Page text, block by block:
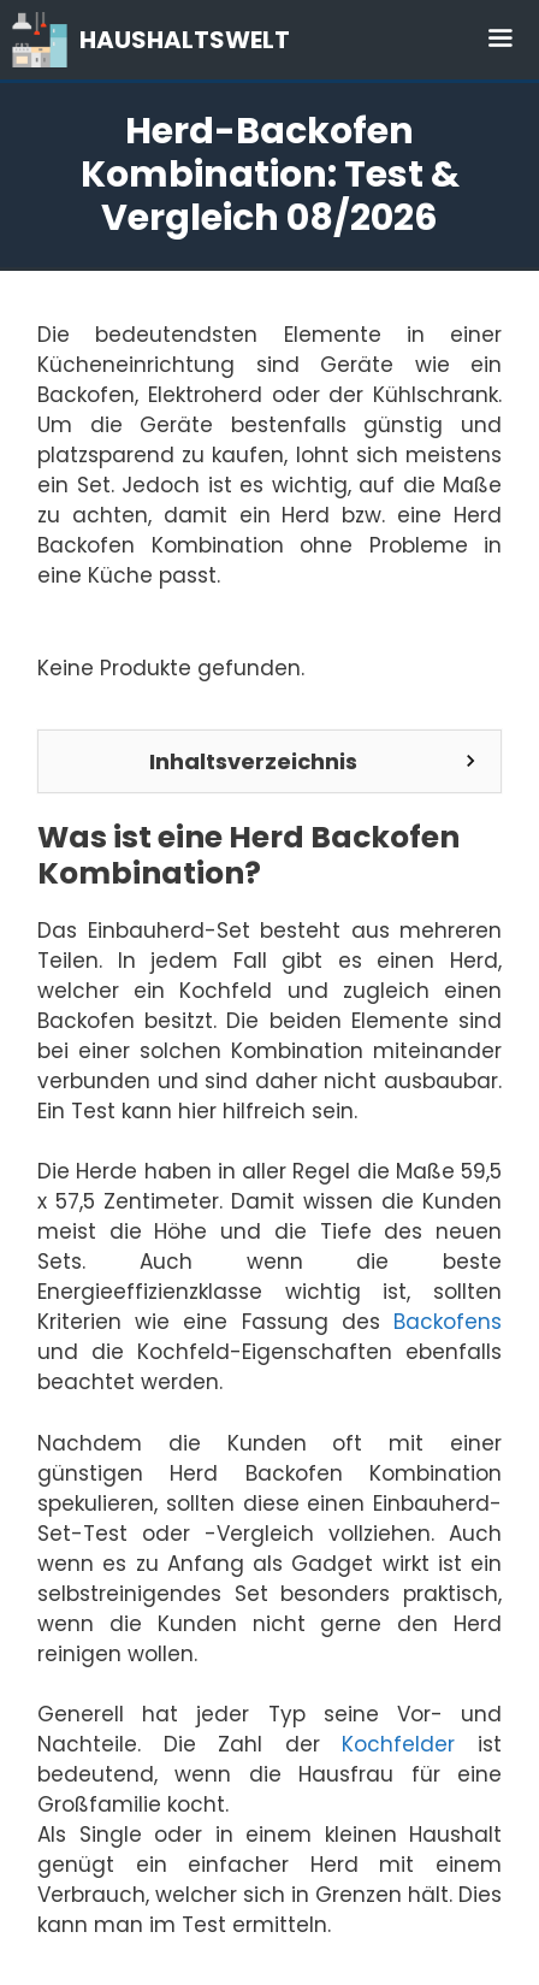
Zum
Inhalt
springen
HAUSHALTSWELT
Herd-Backofen
Kombination: Test &
Vergleich 08/2026
Die bedeutendsten Elemente in einer
Kücheneinrichtung sind Geräte wie ein
Backofen, Elektroherd oder der Kühlschrank.
Um die Geräte bestenfalls günstig und
platzsparend zu kaufen, lohnt sich meistens
ein Set. Jedoch ist es wichtig, auf die Maße
zu achten, damit ein Herd bzw. eine Herd
Backofen Kombination ohne Probleme in
eine Küche passt.
Keine Produkte gefunden.
Inhaltsverzeichnis
Was ist eine Herd Backofen
Kombination?
Das Einbauherd-Set besteht aus mehreren
Teilen. In jedem Fall gibt es einen Herd,
welcher ein Kochfeld und zugleich einen
Backofen besitzt. Die beiden Elemente sind
bei einer solchen Kombination miteinander
verbunden und sind daher nicht ausbaubar.
Ein Test kann hier hilfreich sein.
Die Herde haben in aller Regel die Maße 59,5
x 57,5 Zentimeter. Damit wissen die Kunden
meist die Höhe und die Tiefe des neuen
Sets. Auch wenn die beste
Energieeffizienzklasse wichtig ist, sollten
Kriterien wie eine Fassung des Backofens
und die Kochfeld-Eigenschaften ebenfalls
beachtet werden.
Nachdem die Kunden oft mit einer
günstigen Herd Backofen Kombination
spekulieren, sollten diese einen Einbauherd-
Set-Test oder -Vergleich vollziehen. Auch
wenn es zu Anfang als Gadget wirkt ist ein
selbstreinigendes Set besonders praktisch,
wenn die Kunden nicht gerne den Herd
reinigen wollen.
Generell hat jeder Typ seine Vor- und
Nachteile. Die Zahl der Kochfelder ist
bedeutend, wenn die Hausfrau für eine
Großfamilie kocht.
Als Single oder in einem kleinen Haushalt
genügt ein einfacher Herd mit einem
Verbrauch, welcher sich in Grenzen hält. Dies
kann man im Test ermitteln.